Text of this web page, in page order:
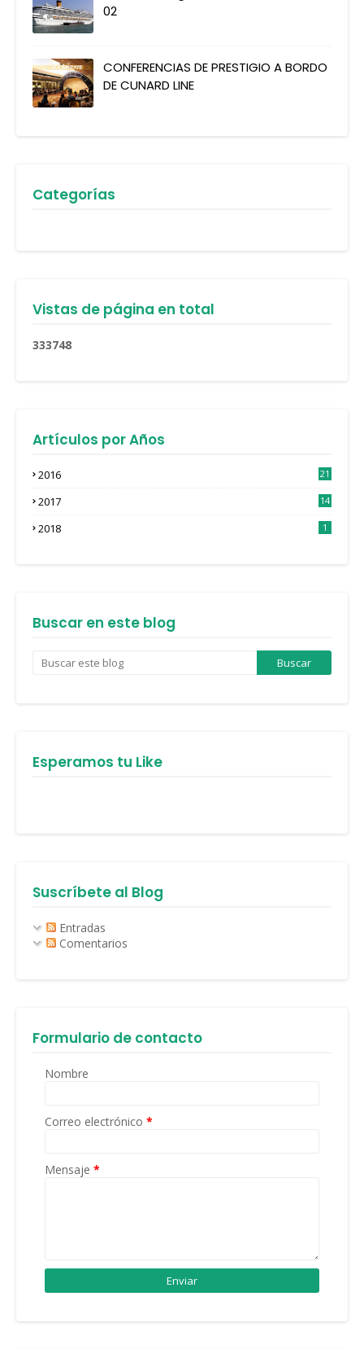
02
CONFERENCIAS DE PRESTIGIO A BORDO
DE CUNARD LINE
Categorías
Vistas de página en total
333748
Artículos por Años
2016
21
2017
14
2018 1
Buscar en este blog
Esperamos tu Like
Suscríbete al Blog
Entradas
Comentarios
Formulario de contacto
Nombre
Correo electrónico *
Mensaje *